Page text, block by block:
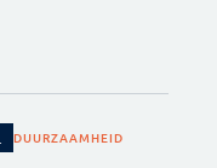
DUURZAAMHEID